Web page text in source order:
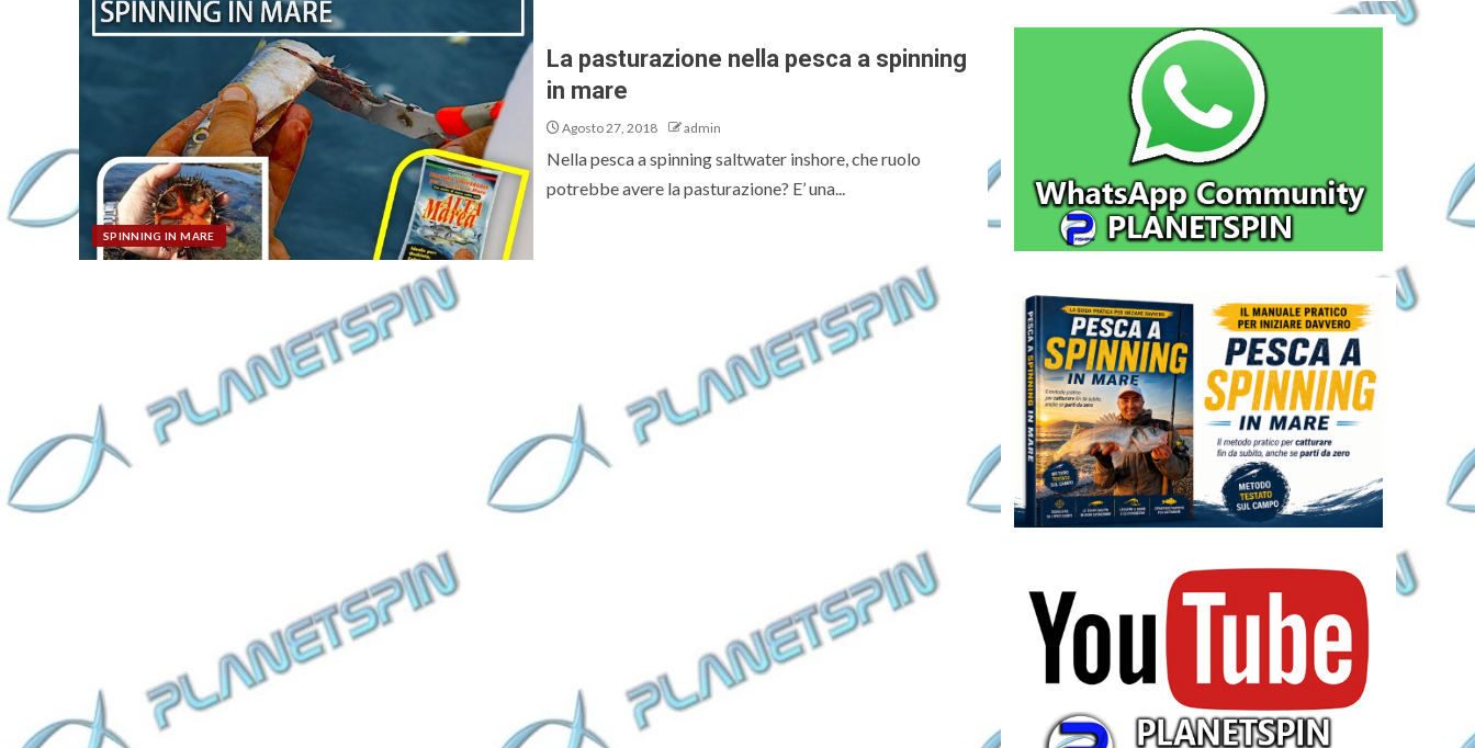
SPINNING IN MARE
La pasturazione nella pesca a spinning
in mare
Agosto 27, 2018 admin
Nella pesca a spinning saltwater inshore, che ruolo
potrebbe avere la pasturazione? E’ una...